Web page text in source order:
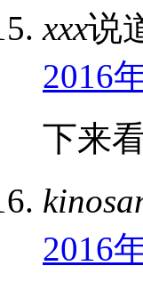
xxx说
2016
下来
2016